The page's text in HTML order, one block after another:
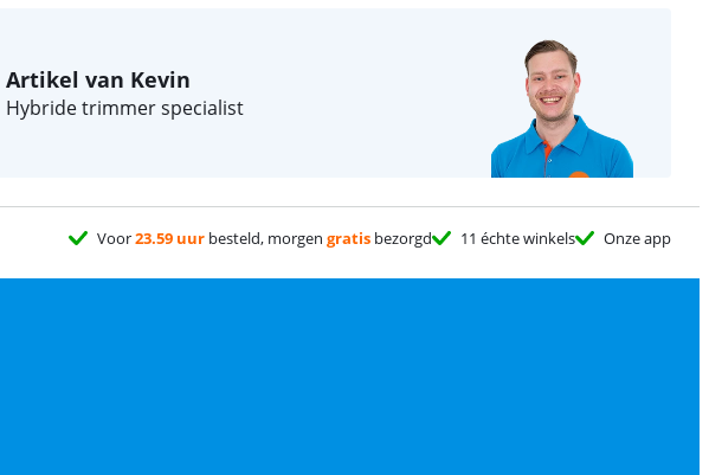
Artikel van Kevin
Hybride trimmer specialist
Voor23.59 uur besteld, morgen gratis bezorgd 11 échte winkels Onze app